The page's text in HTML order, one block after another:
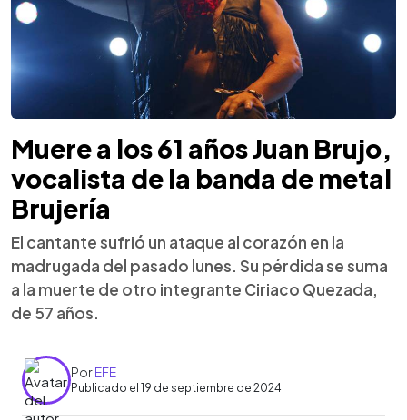
Muere a los 61 años Juan Brujo,
vocalista de la banda de metal
Brujería
El cantante sufrió un ataque al corazón en la
madrugada del pasado lunes. Su pérdida se suma
a la muerte de otro integrante Ciriaco Quezada,
de 57 años.
PorEFE
Publicado el 19 de septiembre de 2024